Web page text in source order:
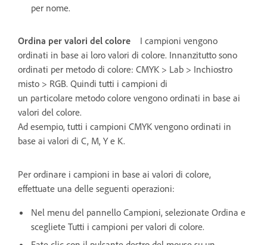
per nome.
Ordina per valori del colore
I campioni vengono
ordinati in base ai loro valori di colore. Innanzitutto sono
ordinati per metodo di colore: CMYK > Lab > Inchiostro
misto > RGB. Quindi tutti i campioni di
un particolare metodo colore vengono ordinati in base ai
valori del colore.
Ad esempio, tutti i campioni CMYK vengono ordinati in
base ai valori di C, M, Y e K.
Per ordinare i campioni in base ai valori di colore,
effettuate una delle seguenti operazioni:
Nel menu del pannello Campioni, selezionate Ordina e
scegliete Tutti i campioni per valori di colore.